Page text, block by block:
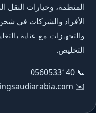
المنظمة، وخيارات النقل
الأفراد والشركات في شحن
والتجهيزات مع عناية
التخليص.
📞
0560533140
✉️